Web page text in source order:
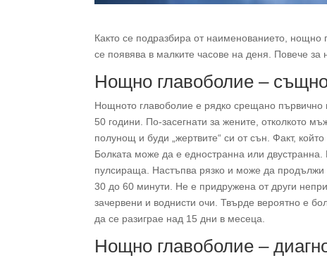
Както се подразбира от наименованието,
се появява в малките часове на деня. Повече
Нощно главоболие –
Нощното главоболие е рядко срещано
50 години. По-засегнати за жените, отколкото
полунощ и буди „жертвите“ си от сън. Факт,
Болката може да е едностранна или
пулсираща. Настъпва рязко и може да
30 до 60 минути. Не е придружена от други
зачервени и воднисти очи. Твърде вероятно е
да се разиграе над 15 дни в месеца.
Нощно главоболие –